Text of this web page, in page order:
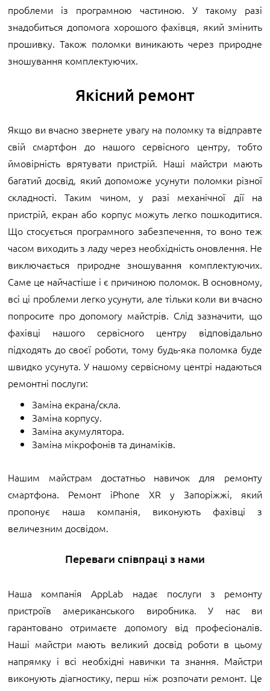
проблеми із програмною частиною. У такому разі
знадобиться допомога хорошого фахівця, який змінить
прошивку. Також поломки виникають через природне
зношування комплектуючих.
Якісний ремонт
Якщо ви вчасно звернете увагу на поломку та відправте
свій смартфон до нашого сервісного центру, тобто
ймовірність врятувати пристрій. Наші майстри мають
багатий досвід, який допоможе усунути поломки різної
складності. Таким чином, у разі механічної дії на
пристрій, екран або корпус можуть легко пошкодитися.
Що стосується програмного забезпечення, то воно теж
часом виходить з ладу через необхідність оновлення. Не
виключається природне зношування комплектуючих.
Саме це найчастіше і є причиною поломок. В основному,
всі ці проблеми легко усунути, але тільки коли ви вчасно
попросите про допомогу майстрів. Слід зазначити, що
фахівці нашого сервісного центру відповідально
підходять до своєї роботи, тому будь-яка поломка буде
швидко усунута. У нашому сервісному центрі надаються
ремонтні послуги:
Заміна екрана/скла.
Заміна корпусу.
Заміна акумулятора.
Заміна мікрофонів та динаміків.
Нашим майстрам достатньо навичок для ремонту
смартфона. Ремонт iPhone XR у Запоріжжі, який
пропонує наша компанія, виконують фахівці з
величезним досвідом.
Переваги співпраці з нами
Наша компанія AppLab надає послуги з ремонту
пристроїв американського виробника. У нас ви
гарантовано отримаєте допомогу від професіоналів.
Наші майстри мають великий досвід роботи в цьому
напрямку і всі необхідні навички та знання. Майстри
виконують діагностику, перш ніж розпочати ремонт. Це